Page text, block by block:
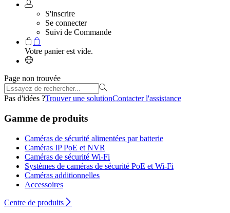
S'inscrire
Se connecter
Suivi de Commande
Votre panier est vide.
Page non trouvée
Pas d'idées ?Trouver une solutionContacter l'assistance
Gamme de produits
Caméras de sécurité alimentées par batterie
Caméras IP PoE et NVR
Caméras de sécurité Wi-Fi
Systèmes de caméras de sécurité PoE et Wi-Fi
Caméras additionnelles
Accessoires
Centre de produits